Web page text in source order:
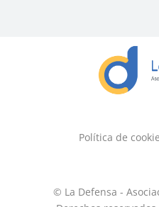
Política de
© La Defensa -